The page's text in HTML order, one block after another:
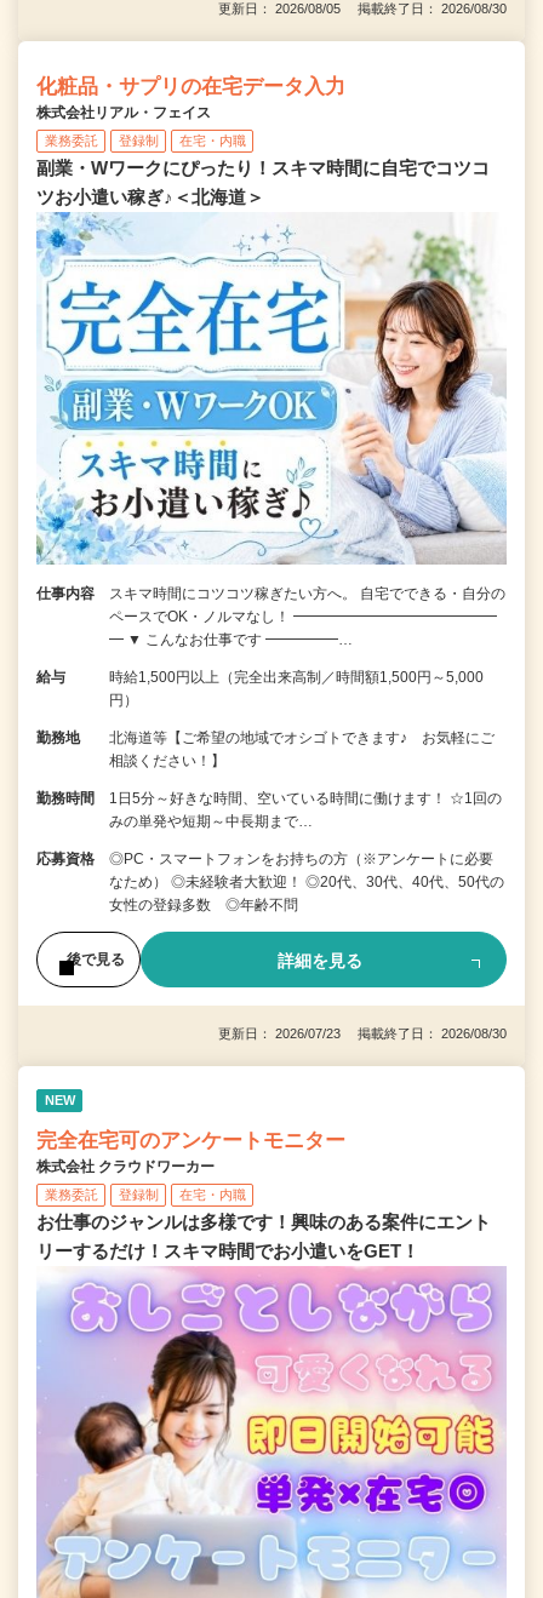
更新日： 2026/08/05 掲載終了日： 2026/08/30
化粧品・サプリの在宅データ入力
株式会社リアル・フェイス
業務委託 登録制 在宅・内職
副業・Wワークにぴったり！スキマ時間に自宅でコツコ
ツお小遣い稼ぎ♪＜北海道＞
仕事内容
スキマ時間にコツコツ稼ぎたい方へ。 自宅でできる・自分の
ペースでOK・ノルマなし！ ━━━━━━━━━━━━━━
━ ▼ こんなお仕事です ━━━━━…
給与
時給1,500円以上（完全出来高制／時間額1,500円～5,000
円）
勤務地
北海道等【ご希望の地域でオシゴトできます♪ お気軽にご
相談ください！】
勤務時間
1日5分～好きな時間、空いている時間に働けます！ ☆1回の
みの単発や短期～中長期まで…
応募資格
◎PC・スマートフォンをお持ちの方（※アンケートに必要
なため） ◎未経験者大歓迎！ ◎20代、30代、40代、50代の
女性の登録多数 ◎年齢不問
後で見る 詳細を見る
更新日： 2026/07/23 掲載終了日： 2026/08/30
NEW
完全在宅可のアンケートモニター
株式会社 クラウドワーカー
業務委託 登録制 在宅・内職
お仕事のジャンルは多様です！興味のある案件にエント
リーするだけ！スキマ時間でお小遣いをGET！